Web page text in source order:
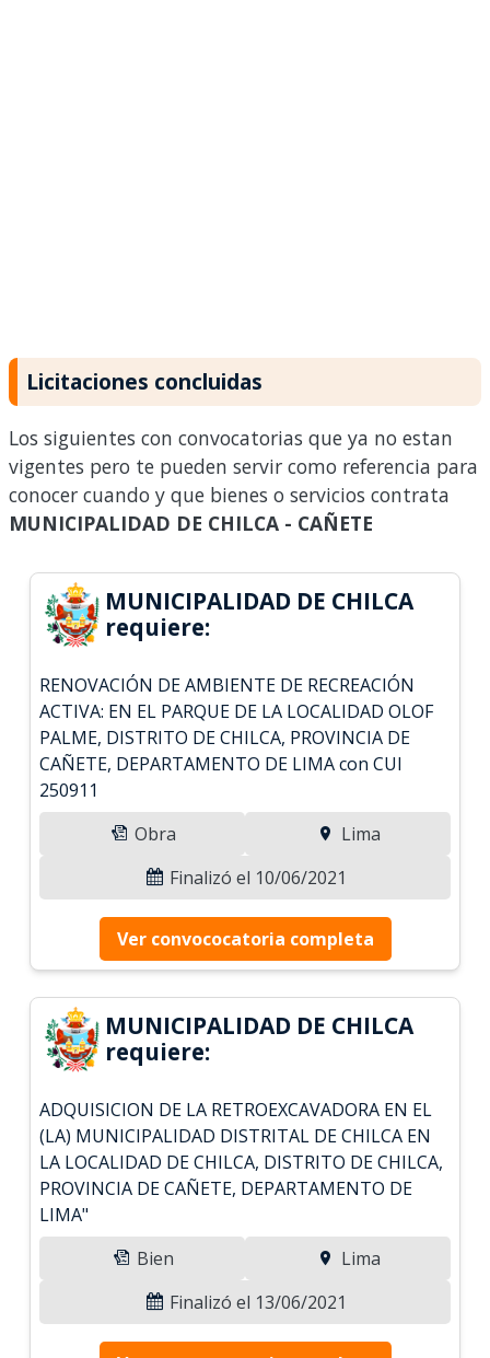
Licitaciones concluidas
Los siguientes con convocatorias que ya no estan
vigentes pero te pueden servir como referencia para
conocer cuando y que bienes o servicios contrata
MUNICIPALIDAD DE CHILCA - CAÑETE
MUNICIPALIDAD DE CHILCA
requiere:
RENOVACIÓN DE AMBIENTE DE RECREACIÓN
ACTIVA: EN EL PARQUE DE LA LOCALIDAD OLOF
PALME, DISTRITO DE CHILCA, PROVINCIA DE
CAÑETE, DEPARTAMENTO DE LIMA con CUI
250911
Obra
Lima
Finalizó el 10/06/2021
Ver convococatoria completa
MUNICIPALIDAD DE CHILCA
requiere:
ADQUISICION DE LA RETROEXCAVADORA EN EL
(LA) MUNICIPALIDAD DISTRITAL DE CHILCA EN
LA LOCALIDAD DE CHILCA, DISTRITO DE CHILCA,
PROVINCIA DE CAÑETE, DEPARTAMENTO DE
LIMA"
Bien
Lima
Finalizó el 13/06/2021